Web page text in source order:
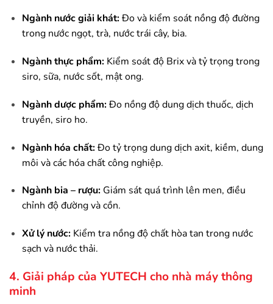
Ngành nước giải khát:Đo và kiểm soát nồng độ đường
trong nước ngọt, trà, nước trái cây, bia.
Ngành thực phẩm:Kiểm soát độ Brix và tỷ trọng trong
siro, sữa, nước sốt, mật ong.
Ngành dược phẩm:Đo nồng độ dung dịch thuốc, dịch
truyền, siro ho.
Ngành hóa chất:Đo tỷ trọng dung dịch axit, kiềm, dung
môi và các hóa chất công nghiệp.
Ngành bia – rượu:Giám sát quá trình lên men, điều
chỉnh độ đường và cồn.
Xử lý nước:Kiểm tra nồng độ chất hòa tan trong nước
sạch và nước thải.
4. Giải pháp của YUTECH cho nhà máy thông
minh